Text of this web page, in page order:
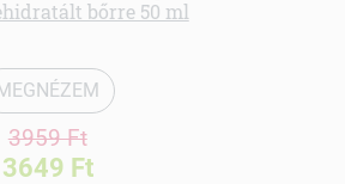
bőrre 50 ml
3959 Ft
3649 Ft